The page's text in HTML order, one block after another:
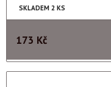
SKLADEM 2 KS
173 Kč